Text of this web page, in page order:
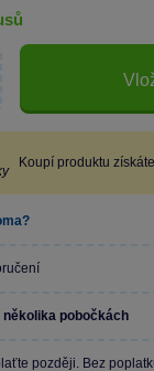
Koupí produktu získáte
několika pobočkách
později. Bez